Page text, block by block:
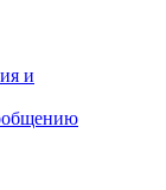
и